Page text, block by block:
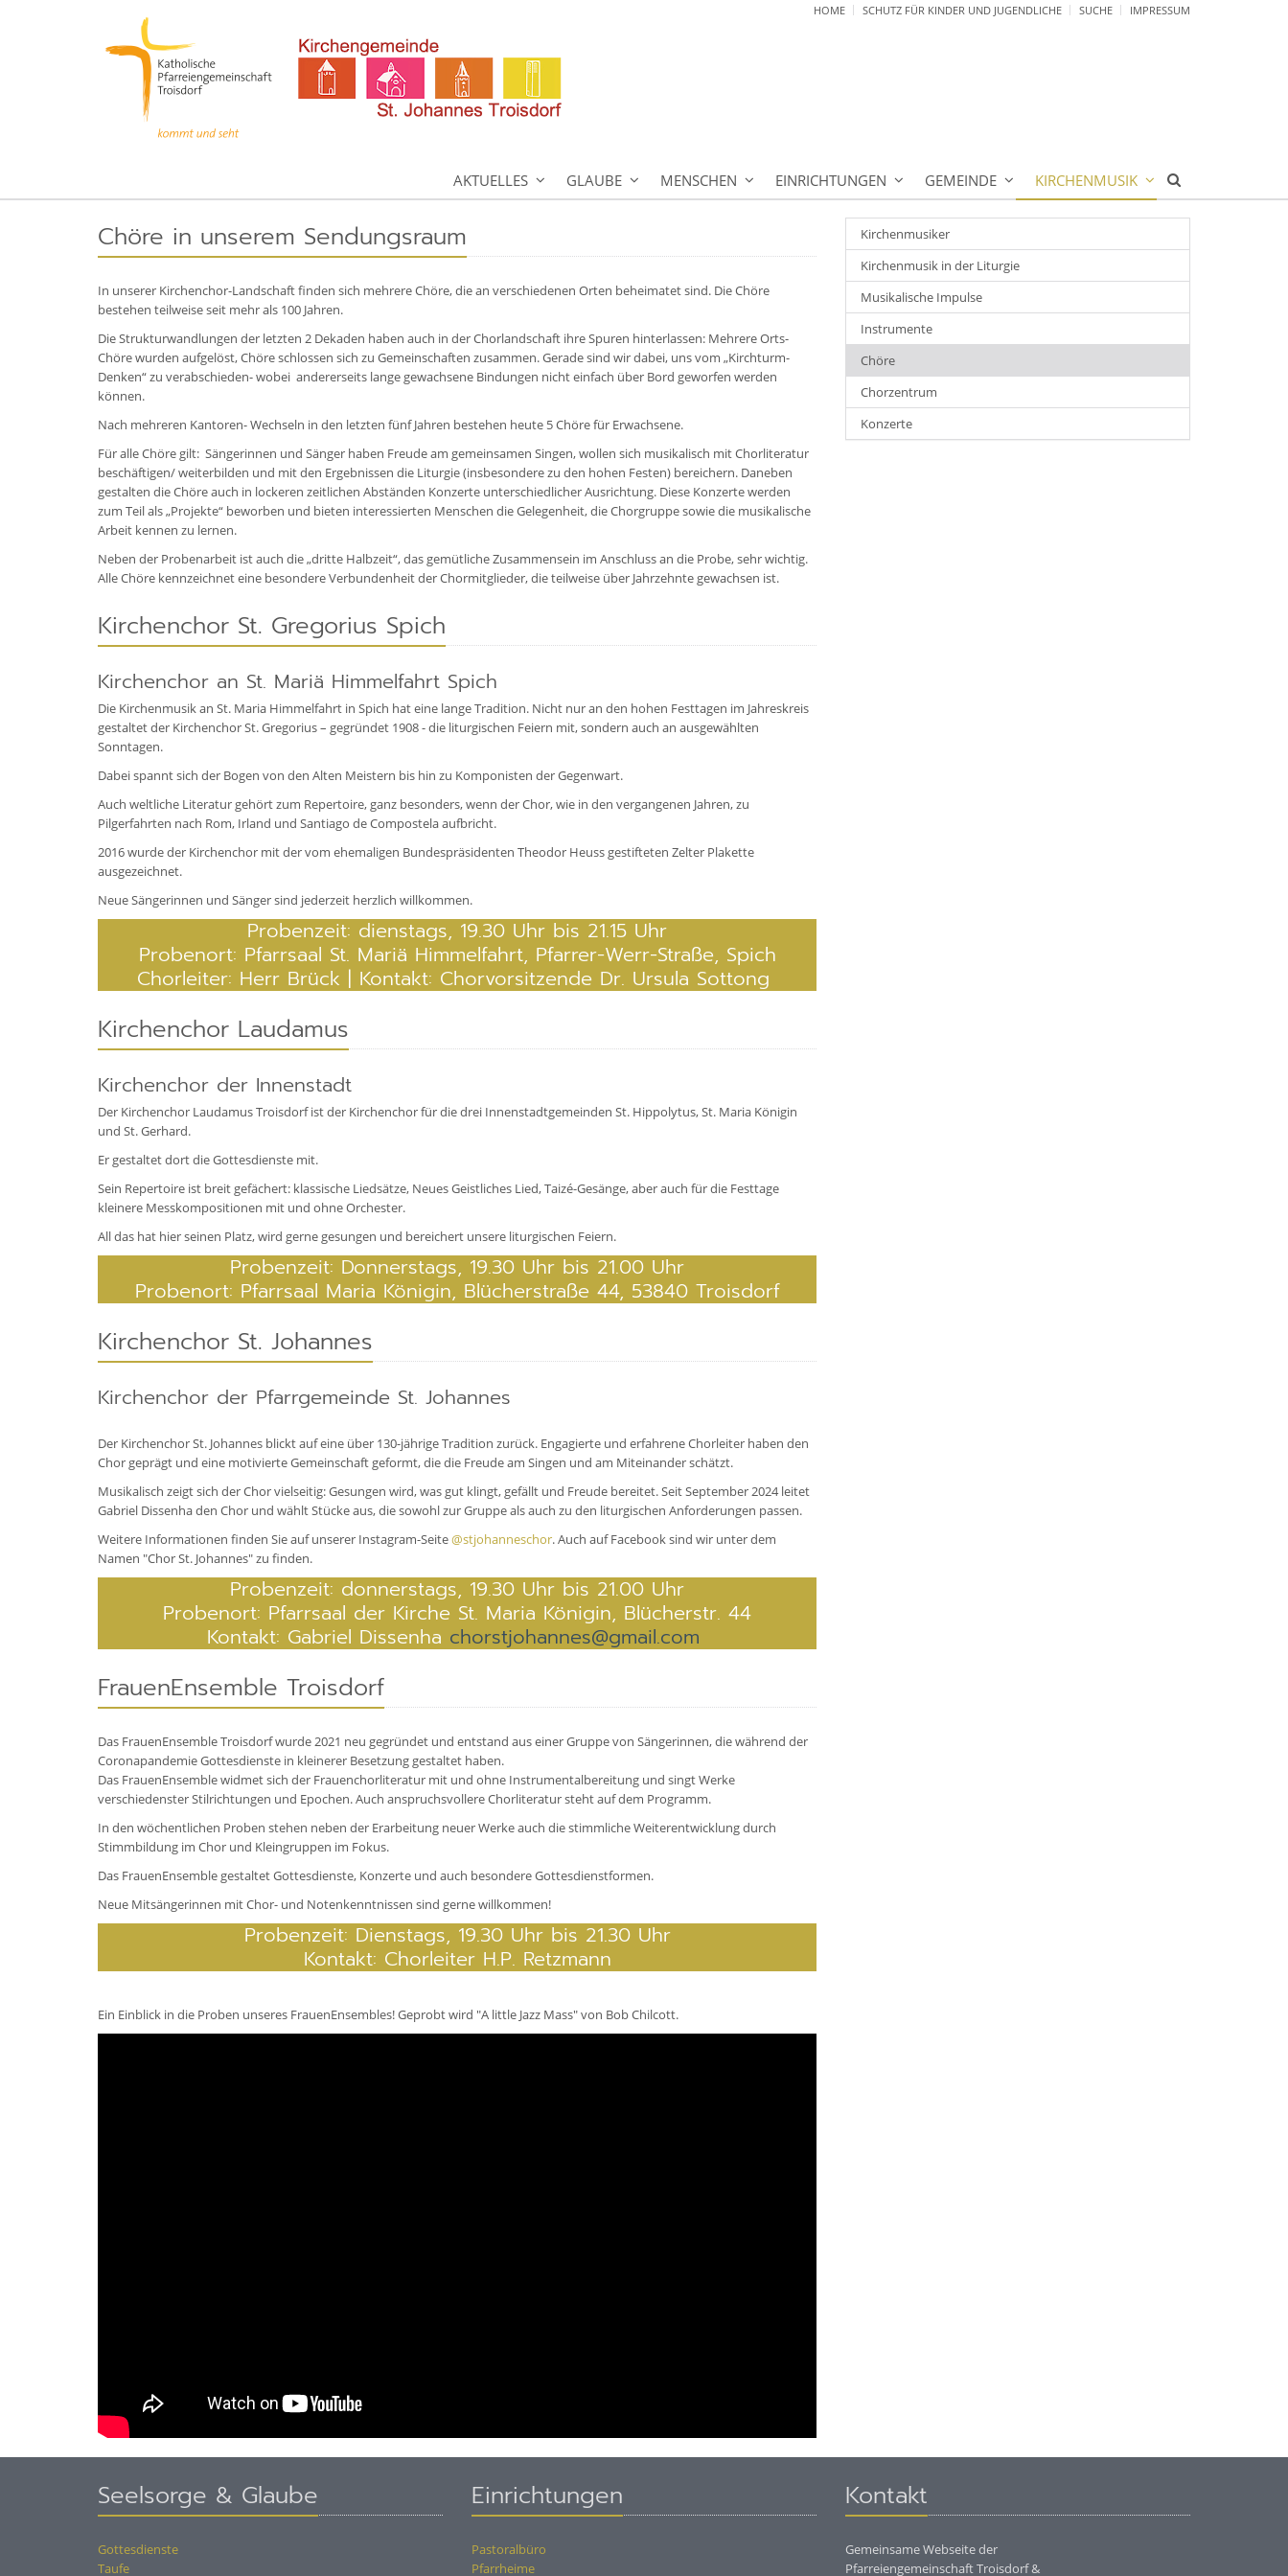
HOME SCHUTZ FÜR KINDER UND JUGENDLICHE SUCHE IMPRESSUM
AKTUELLES GLAUBE MENSCHEN EINRICHTUNGEN GEMEINDE KIRCHENMUSIK
Chöre in unserem Sendungsraum
In unserer Kirchenchor-Landschaft finden sich mehrere Chöre, die an verschiedenen Orten beheimatet sind. Die Chöre
bestehen teilweise seit mehr als 100 Jahren.
Die Strukturwandlungen der letzten 2 Dekaden haben auch in der Chorlandschaft ihre Spuren hinterlassen: Mehrere Orts-
Chöre wurden aufgelöst, Chöre schlossen sich zu Gemeinschaften zusammen. Gerade sind wir dabei, uns vom „Kirchturm-
Denken“ zu verabschieden- wobei andererseits lange gewachsene Bindungen nicht einfach über Bord geworfen werden
können.
Nach mehreren Kantoren- Wechseln in den letzten fünf Jahren bestehen heute 5 Chöre für Erwachsene.
Für alle Chöre gilt: Sängerinnen und Sänger haben Freude am gemeinsamen Singen, wollen sich musikalisch mit Chorliteratur
beschäftigen/ weiterbilden und mit den Ergebnissen die Liturgie (insbesondere zu den hohen Festen) bereichern. Daneben
gestalten die Chöre auch in lockeren zeitlichen Abständen Konzerte unterschiedlicher Ausrichtung. Diese Konzerte werden
zum Teil als „Projekte“ beworben und bieten interessierten Menschen die Gelegenheit, die Chorgruppe sowie die musikalische
Arbeit kennen zu lernen.
Neben der Probenarbeit ist auch die „dritte Halbzeit“, das gemütliche Zusammensein im Anschluss an die Probe, sehr wichtig.
Alle Chöre kennzeichnet eine besondere Verbundenheit der Chormitglieder, die teilweise über Jahrzehnte gewachsen ist.
Kirchenchor St. Gregorius Spich
Kirchenchor an St. Mariä Himmelfahrt Spich
Die Kirchenmusik an St. Maria Himmelfahrt in Spich hat eine lange Tradition. Nicht nur an den hohen Festtagen im Jahreskreis
gestaltet der Kirchenchor St. Gregorius – gegründet 1908 - die liturgischen Feiern mit, sondern auch an ausgewählten
Sonntagen.
Dabei spannt sich der Bogen von den Alten Meistern bis hin zu Komponisten der Gegenwart.
Auch weltliche Literatur gehört zum Repertoire, ganz besonders, wenn der Chor, wie in den vergangenen Jahren, zu
Pilgerfahrten nach Rom, Irland und Santiago de Compostela aufbricht.
2016 wurde der Kirchenchor mit der vom ehemaligen Bundespräsidenten Theodor Heuss gestifteten Zelter Plakette
ausgezeichnet.
Neue Sängerinnen und Sänger sind jederzeit herzlich willkommen.
Probenzeit: dienstags, 19.30 Uhr bis 21.15 Uhr
Probenort: Pfarrsaal St. Mariä Himmelfahrt, Pfarrer-Werr-Straße, Spich
Chorleiter: Herr Brück | Kontakt: Chorvorsitzende Dr. Ursula Sottong
Kirchenchor Laudamus
Kirchenchor der Innenstadt
Der Kirchenchor Laudamus Troisdorf ist der Kirchenchor für die drei Innenstadtgemeinden St. Hippolytus, St. Maria Königin
und St. Gerhard.
Er gestaltet dort die Gottesdienste mit.
Sein Repertoire ist breit gefächert: klassische Liedsätze, Neues Geistliches Lied, Taizé-Gesänge, aber auch für die Festtage
kleinere Messkompositionen mit und ohne Orchester.
All das hat hier seinen Platz, wird gerne gesungen und bereichert unsere liturgischen Feiern.
Probenzeit: Donnerstags, 19.30 Uhr bis 21.00 Uhr
Probenort: Pfarrsaal Maria Königin, Blücherstraße 44, 53840 Troisdorf
Kirchenchor St. Johannes
Kirchenchor der Pfarrgemeinde St. Johannes
Der Kirchenchor St. Johannes blickt auf eine über 130-jährige Tradition zurück. Engagierte und erfahrene Chorleiter haben den
Chor geprägt und eine motivierte Gemeinschaft geformt, die die Freude am Singen und am Miteinander schätzt.
Musikalisch zeigt sich der Chor vielseitig: Gesungen wird, was gut klingt, gefällt und Freude bereitet. Seit September 2024 leitet
Gabriel Dissenha den Chor und wählt Stücke aus, die sowohl zur Gruppe als auch zu den liturgischen Anforderungen passen.
Weitere Informationen finden Sie auf unserer Instagram-Seite@stjohanneschor. Auch auf Facebook sind wir unter dem
Namen "Chor St. Johannes" zu finden.
Probenzeit: donnerstags, 19.30 Uhr bis 21.00 Uhr
Probenort: Pfarrsaal der Kirche St. Maria Königin, Blücherstr. 44
Kontakt: Gabriel Dissenha chorstjohannes@gmail.com
FrauenEnsemble Troisdorf
Das FrauenEnsemble Troisdorf wurde 2021 neu gegründet und entstand aus einer Gruppe von Sängerinnen, die während der
Coronapandemie Gottesdienste in kleinerer Besetzung gestaltet haben.
Das FrauenEnsemble widmet sich der Frauenchorliteratur mit und ohne Instrumentalbereitung und singt Werke
verschiedenster Stilrichtungen und Epochen. Auch anspruchsvollere Chorliteratur steht auf dem Programm.
In den wöchentlichen Proben stehen neben der Erarbeitung neuer Werke auch die stimmliche Weiterentwicklung durch
Stimmbildung im Chor und Kleingruppen im Fokus.
Das FrauenEnsemble gestaltet Gottesdienste, Konzerte und auch besondere Gottesdienstformen.
Neue Mitsängerinnen mit Chor- und Notenkenntnissen sind gerne willkommen!
Probenzeit: Dienstags, 19.30 Uhr bis 21.30 Uhr
Kontakt: Chorleiter H.P. Retzmann
Ein Einblick in die Proben unseres FrauenEnsembles! Geprobt wird "A little Jazz Mass" von Bob Chilcott.
Kirchenmusiker
Kirchenmusik in der Liturgie
Musikalische Impulse
Instrumente
Chöre
Chorzentrum
Konzerte
Seelsorge & Glaube
Gottesdienste
Taufe
Einrichtungen
Pastoralbüro
Pfarrheime
Kontakt
Gemeinsame Webseite der
Pfarreiengemeinschaft Troisdorf &